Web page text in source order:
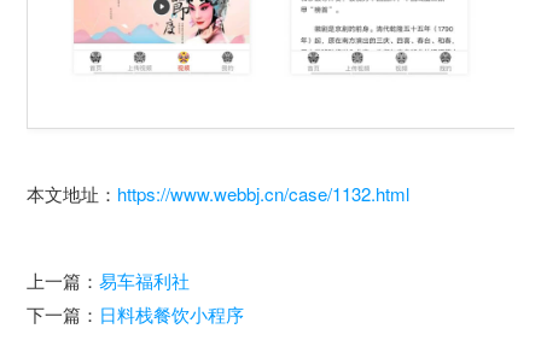
本文地址： https://www.webbj.cn/case/1132.html
上一篇：易车福利社
下一篇： 日料栈餐饮小程序